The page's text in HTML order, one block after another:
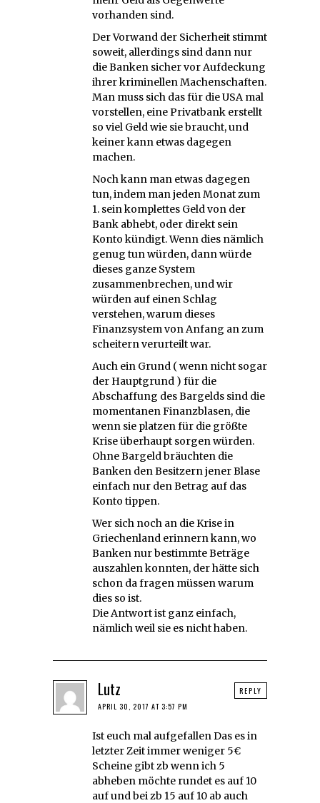
vorhanden sind.
Der Vorwand der Sicherheit stimmt
soweit, allerdings sind dann nur
die Banken sicher vor Aufdeckung
ihrer kriminellen Machenschaften.
Man muss sich das für die USA mal
vorstellen, eine Privatbank erstellt
so viel Geld wie sie braucht, und
keiner kann etwas dagegen
machen.
Noch kann man etwas dagegen
tun, indem man jeden Monat zum
1. sein komplettes Geld von der
Bank abhebt, oder direkt sein
Konto kündigt. Wenn dies nämlich
genug tun würden, dann würde
dieses ganze System
zusammenbrechen, und wir
würden auf einen Schlag
verstehen, warum dieses
Finanzsystem von Anfang an zum
scheitern verurteilt war.
Auch ein Grund ( wenn nicht sogar
der Hauptgrund ) für die
Abschaffung des Bargelds sind die
momentanen Finanzblasen, die
wenn sie platzen für die größte
Krise überhaupt sorgen würden.
Ohne Bargeld bräuchten die
Banken den Besitzern jener Blase
einfach nur den Betrag auf das
Konto tippen.
Wer sich noch an die Krise in
Griechenland erinnern kann, wo
Banken nur bestimmte Beträge
auszahlen konnten, der hätte sich
schon da fragen müssen warum
dies so ist.
Die Antwort ist ganz einfach,
nämlich weil sie es nicht haben.
Lutz
APRIL 30, 2017 AT 3:57 PM
Ist euch mal aufgefallen Das es in
letzter Zeit immer weniger 5€
Scheine gibt zb wenn ich 5
abheben möchte rundet es auf 10
auf und bei zb 15 auf 10 ab auch
REPLY